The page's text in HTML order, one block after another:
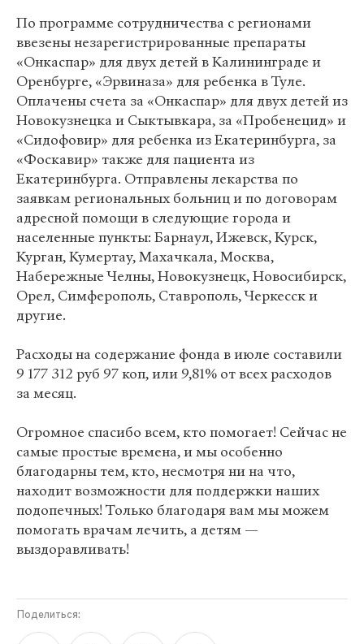
По программе сотрудничества с регионами
ввезены незарегистрированные препараты
«Онкаспар» для двух детей в Калининграде и
Оренбурге, «Эрвиназа» для ребенка в Туле.
Оплачены счета за «Онкаспар» для двух детей из
Новокузнецка и Сыктывкара, за «Пробенецид» и
«Сидофовир» для ребенка из Екатеринбурга, за
«Фоскавир» также для пациента из
Екатеринбурга. Отправлены лекарства по
заявкам региональных больниц и по договорам
адресной помощи в следующие города и
населенные пункты: Барнаул, Ижевск, Курск,
Курган, Кумертау, Махачкала, Москва,
Набережные Челны, Новокузнецк, Новосибирск,
Орел, Симферополь, Ставрополь, Черкесск и
другие.
Расходы на содержание фонда в июле составили
9 177 312 руб 97 коп, или 9,81% от всех расходов
за месяц.
Огромное спасибо всем, кто помогает! Сейчас не
самые простые времена, и мы особенно
благодарны тем, кто, несмотря ни на что,
находит возможности для поддержки наших
подопечных! Только благодаря вам мы можем
помогать врачам лечить, а детям —
выздоравливать!
Поделиться: